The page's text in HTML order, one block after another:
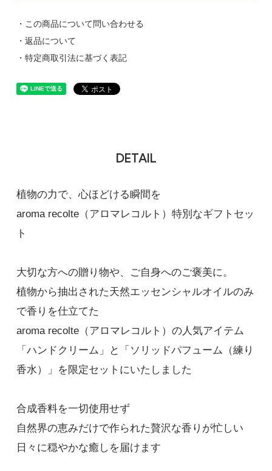
・この商品について問い合わせる
・返品について
・特定商取引法に基づく表記
DETAIL
植物の力で、心ほどける瞬間を
aroma recolte（アロマレコルト）特別なギフトセッ
ト
大切な方への贈り物や、ご自身へのご褒美に。
植物から抽出された天然エッセンシャルオイルのみ
で香りを仕立てた
aroma recolte（アロマレコルト）の人気アイテム
「ハンドクリーム」と「ソリッドパフューム（練り
香水）」を限定セットにいたしました
合成香料を一切使用せず
自然界の恵みだけで作られた贅沢な香りが忙しい
日々に穏やかな癒しを届けます
希望しない
ウェイク（H）ｘウェイク（S）
4,400円(税込)
ウェイク（H）ｘリフレッシュ（S）
4,400円(税込)
ウェイク（H）ｘニュートラル（S）
4,400円(税込)
在庫：100
希望しない
フォーカス（H）ｘウェイク（S）
4,400円(税込)
希望しない
フォーカス（H）ｘフォーカス（S）
4,400円(税込)